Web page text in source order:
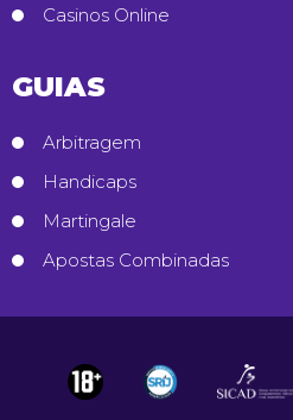
Casinos Online
GUIAS
Arbitragem
Handicaps
Martingale
Apostas Combinadas